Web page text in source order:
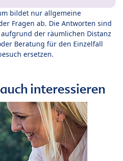
bildet nur allgemeine
Fragen ab. Die Antworten sind
der räumlichen Distanz
Beratung für den Einzelfall
ersetzen.
interessieren